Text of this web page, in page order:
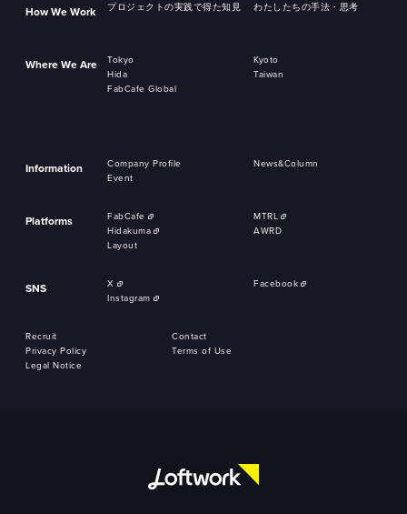
How We Work プロジェクトの実践で得た知見 わたしたちの手法・思考
Where We Are Tokyo
Kyoto
Hida
Taiwan
FabCafe Global
Information Company Profile
News&Column
Event
Platforms FabCafe
MTRL
Hidakuma
AWRD
Layout
SNS X
Facebook
Instagram
Recruit
Contact
Privacy Policy
Terms of Use
Legal Notice